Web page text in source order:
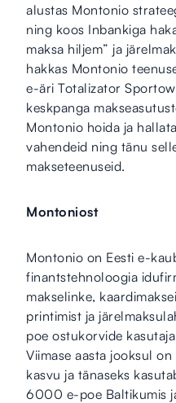
alustas Montonio
ning koos Inbankiga
maksa hiljem” ja
hakkas Montonio
e-äri Totalizator
keskpanga
Montonio hoida ja
vahendeid ning tänu
makseteenuseid.
Montoniost
Montonio on Eesti e-
finantstehnoloogia
makselinke,
printimist ja
poe ostukorvide
Viimase aasta jooksul
kasvu ja tänaseks
6000 e-poe Baltikumis